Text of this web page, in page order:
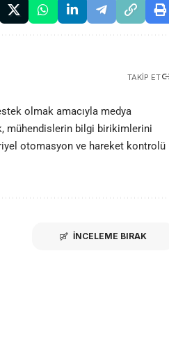
TAKIP ET
olmak amacıyla medya
mühendislerin bilgi birikimlerini
otomasyon ve hareket kontrolü
İNCELEME BIRAK